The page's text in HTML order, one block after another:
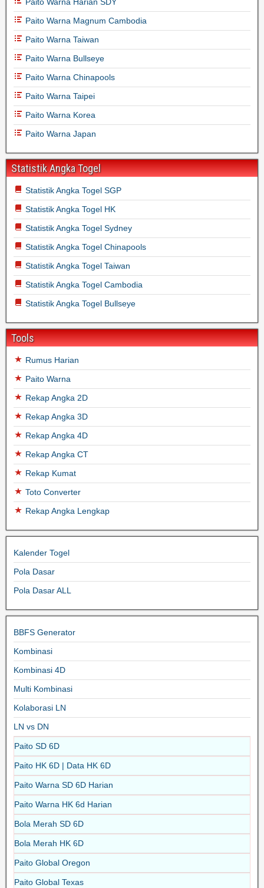
Paito Warna Magnum Cambodia
Paito Warna Taiwan
Paito Warna Bullseye
Paito Warna Chinapools
Paito Warna Taipei
Paito Warna Korea
Paito Warna Japan
Statistik Angka Togel
Statistik Angka Togel SGP
Statistik Angka Togel HK
Statistik Angka Togel Sydney
Statistik Angka Togel Chinapools
Statistik Angka Togel Taiwan
Statistik Angka Togel Cambodia
Statistik Angka Togel Bullseye
Tools
Rumus Harian
Paito Warna
Rekap Angka 2D
Rekap Angka 3D
Rekap Angka 4D
Rekap Angka CT
Rekap Kumat
Toto Converter
Rekap Angka Lengkap
Kalender Togel
Pola Dasar
Pola Dasar ALL
BBFS Generator
Kombinasi
Kombinasi 4D
Multi Kombinasi
Kolaborasi LN
LN vs DN
Paito SD 6D
Paito HK 6D | Data HK 6D
Paito Warna SD 6D Harian
Paito Warna HK 6d Harian
Bola Merah SD 6D
Bola Merah HK 6D
Paito Global Oregon
Paito Global Texas